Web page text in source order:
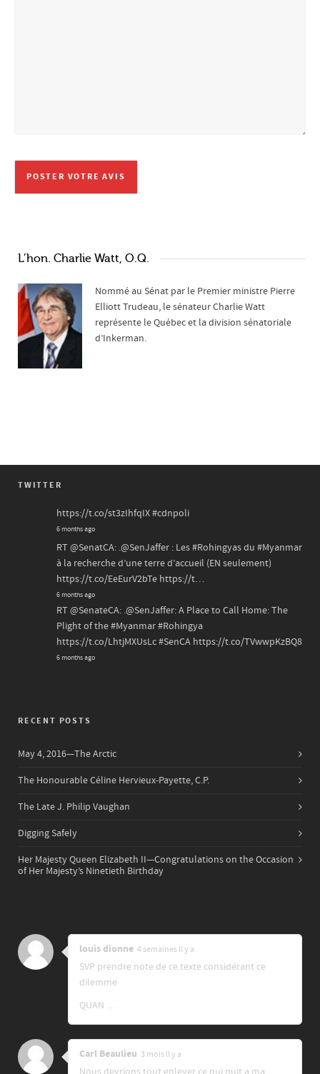
L’hon. Charlie Watt, O.Q.
Nommé au Sénat par le Premier ministre Pierre
Elliott Trudeau, le sénateur Charlie Watt
représente le Québec et la division sénatoriale
d’Inkerman.
TWITTER
https://t.co/st3zIhfqIX#cdnpoli
6 months ago
RT @SenatCA: .@SenJaffer : Les#Rohingyasdu #Myanmar
à la recherche d’une terre d’accueil (EN seulement)
https://t.co/EeEurV2bTe https://t…
6 months ago
RT @SenateCA: .@SenJaffer: A Place to Call Home: The
Plight of the#Myanmar#Rohingya
https://t.co/LhtjMXUsLc#SenCA https://t.co/TVwwpKzBQ8
6 months ago
RECENT POSTS
May 4, 2016—The Arctic
The Honourable Céline Hervieux-Payette, C.P.
The Late J. Philip Vaughan
Digging Safely
Her Majesty Queen Elizabeth II—Congratulations on the Occasion
of Her Majesty’s Ninetieth Birthday
louis dionne 4 semaines ll y a
SVP prendre note de ce texte considérant ce
dilemme
QUAN …
Carl Beaulieu 3 mois ll y a